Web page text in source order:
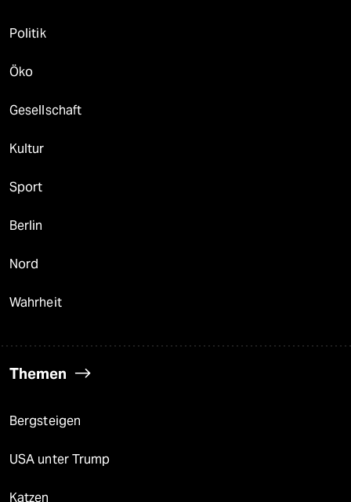
Politik
Öko
Gesellschaft
Kultur
Sport
Berlin
Nord
Wahrheit
Themen
Bergsteigen
USA unter Trump
Katzen